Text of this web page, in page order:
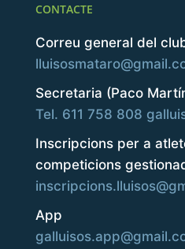
CONTACTE
Correu general del
Secretaria (Paco
Tel. 611 758 808
Inscripcions per a
competicions
App